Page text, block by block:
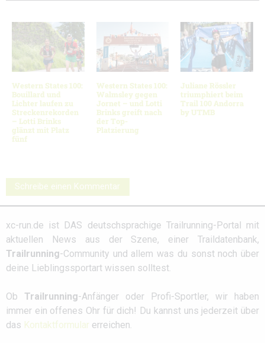
Western States 100:
Bouillard und
Lichter laufen zu
Streckenrekorden
– Lotti Brinks
glänzt mit Platz
fünf
Western States 100:
Walmsley gegen
Jornet – und Lotti
Brinks greift nach
der Top-
Platzierung
Juliane Rössler
triumphiert beim
Trail 100 Andorra
by UTMB
Schreibe einen Kommentar
xc-run.de ist DAS deutschsprachige Trailrunning-Portal mit
aktuellen News aus der Szene, einer Traildatenbank,
Trailrunning-Community und allem was du sonst noch über
deine Lieblingssportart wissen solltest.
Ob Trailrunning-Anfänger oder Profi-Sportler, wir haben
immer ein offenes Ohr für dich! Du kannst uns jederzeit über
das Kontaktformular erreichen.